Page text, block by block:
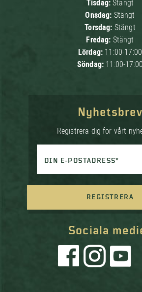
Tisdag:Stängt
Onsdag: Stängt
Torsdag: Stängt
Fredag: Stängt
Lördag: 11:00-17:00
Söndag: 11:00-17:00
Sociala
Nyhetsbrev
Registrera dig för vårt
DIN E-POSTADRESS*
REGISTRERA